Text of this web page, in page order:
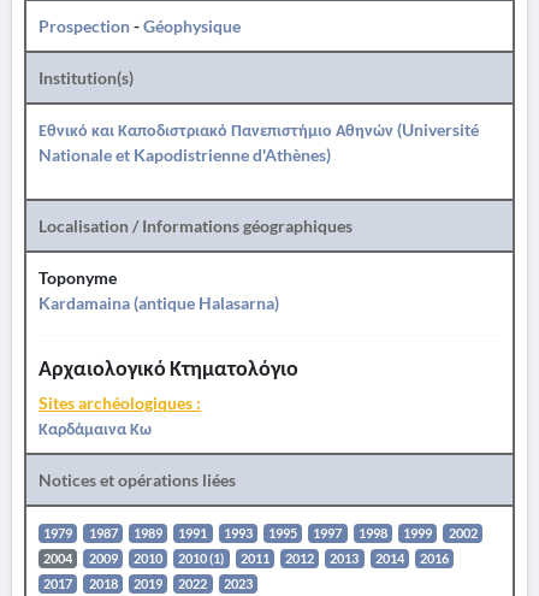
Prospection-Géophysique
Institution(s)
Εθνικό και Καποδιστριακό Πανεπιστήμιο Αθηνών (Université
Nationale et Kapodistrienne d'Athènes)
Localisation / Informations géographiques
Toponyme
Kardamaina (antique Halasarna)
Αρχαιολογικό Κτηματολόγιο
Sites archéologiques :
Καρδάμαινα Κω
Notices et opérations liées
1979 1987 1989 1991 1993 1995 1997 1998 1999
2002
2004
2009 2010 2010 (1) 2011 2012 2013 2014
2016
2017
2018 2019 2022 2023